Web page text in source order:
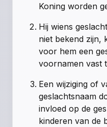
Koning worden
Hij wiens
niet bekend zijn,
voor hem een
voornamen vast
Een wijziging of
geslachtsnaam
invloed op de
kinderen van de